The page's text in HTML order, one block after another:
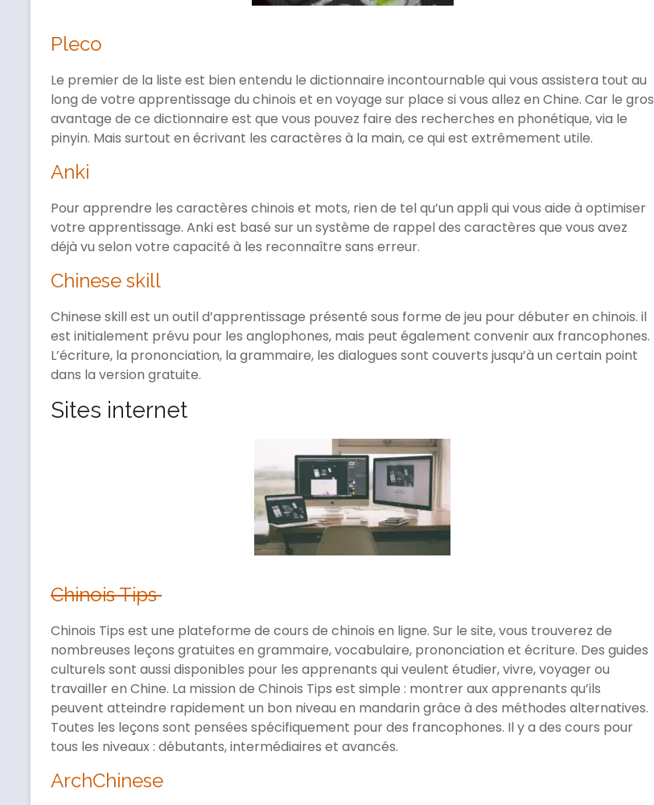
Pleco
Le premier de la liste est bien entendu le dictionnaire incontournable qui vous assistera tout au
long de votre apprentissage du chinois et en voyage sur place si vous allez en Chine. Car le gros
avantage de ce dictionnaire est que vous pouvez faire des recherches en phonétique, via le
pinyin. Mais surtout en écrivant les caractères à la main, ce qui est extrêmement utile.
Anki
Pour apprendre les caractères chinois et mots, rien de tel qu’un appli qui vous aide à optimiser
votre apprentissage. Anki est basé sur un système de rappel des caractères que vous avez
déjà vu selon votre capacité à les reconnaître sans erreur.
Chinese skill
Chinese skill est un outil d’apprentissage présenté sous forme de jeu pour débuter en chinois. il
est initialement prévu pour les anglophones, mais peut également convenir aux francophones.
L’écriture, la prononciation, la grammaire, les dialogues sont couverts jusqu’à un certain point
dans la version gratuite.
Sites internet
Chinois Tips
Chinois Tips est une plateforme de cours de chinois en ligne. Sur le site, vous trouverez de
nombreuses leçons gratuites en grammaire, vocabulaire, prononciation et écriture. Des guides
culturels sont aussi disponibles pour les apprenants qui veulent étudier, vivre, voyager ou
travailler en Chine. La mission de Chinois Tips est simple : montrer aux apprenants qu’ils
peuvent atteindre rapidement un bon niveau en mandarin grâce à des méthodes alternatives.
Toutes les leçons sont pensées spécifiquement pour des francophones. Il y a des cours pour
tous les niveaux : débutants, intermédiaires et avancés.
ArchChinese